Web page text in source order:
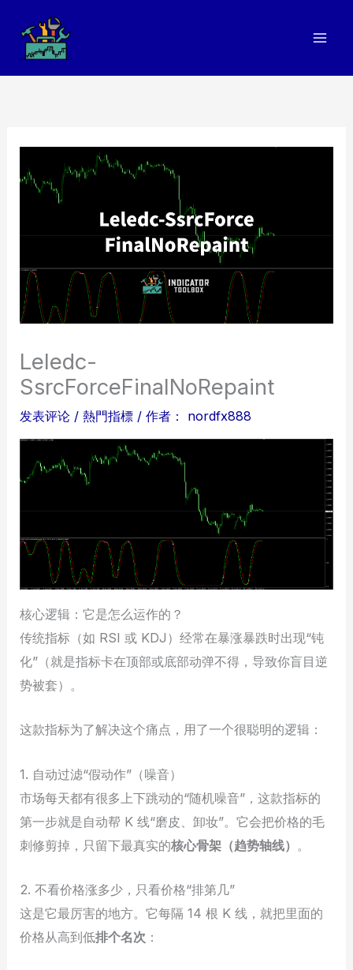
Leledc-
SsrcForceFinalNoRepaint
发表评论 /熱門指標 / 作者： nordfx888
核心逻辑：它是怎么运作的？
传统指标（如 RSI 或 KDJ）经常在暴涨暴跌时出现“钝
化”（就是指标卡在顶部或底部动弹不得，导致你盲目逆
势被套）。
这款指标为了解决这个痛点，用了一个很聪明的逻辑：
1. 自动过滤“假动作”（噪音）
市场每天都有很多上下跳动的“随机噪音”，这款指标的
第一步就是自动帮 K 线“磨皮、卸妆”。它会把价格的毛
刺修剪掉，只留下最真实的核心骨架（趋势轴线） 。
2. 不看价格涨多少，只看价格“排第几”
这是它最厉害的地方。它每隔 14 根 K 线，就把里面的
价格从高到低排个名次 ：